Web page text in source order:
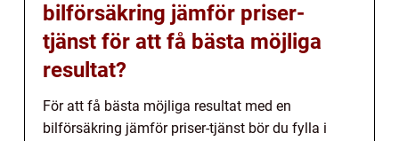
bilförsäkring jämför priser-
tjänst för att få bästa möjliga
resultat?
För att få bästa möjliga resultat med en
bilförsäkring jämför priser-tjänst bör du fylla i